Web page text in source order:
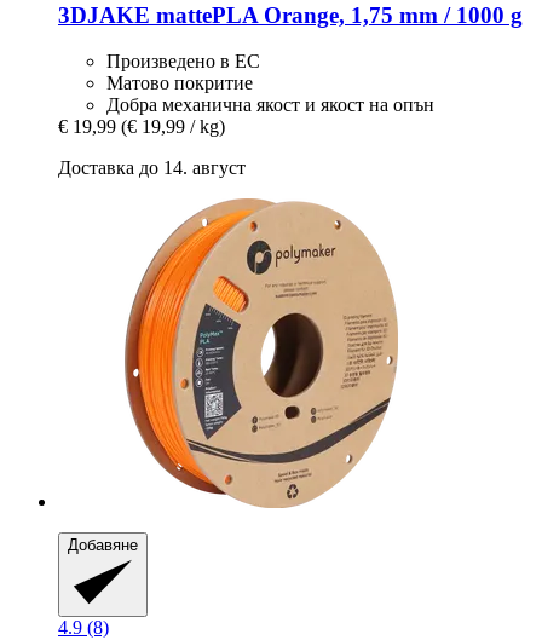
3DJAKE mattePLA Orange, 1,75 mm / 1000 g
Произведено в ЕС
Матово покритие
Добра механична якост и якост на опън
€ 19,99 (€ 19,99 / kg)
Доставка до 14. август
Добавяне
4.9 (8)